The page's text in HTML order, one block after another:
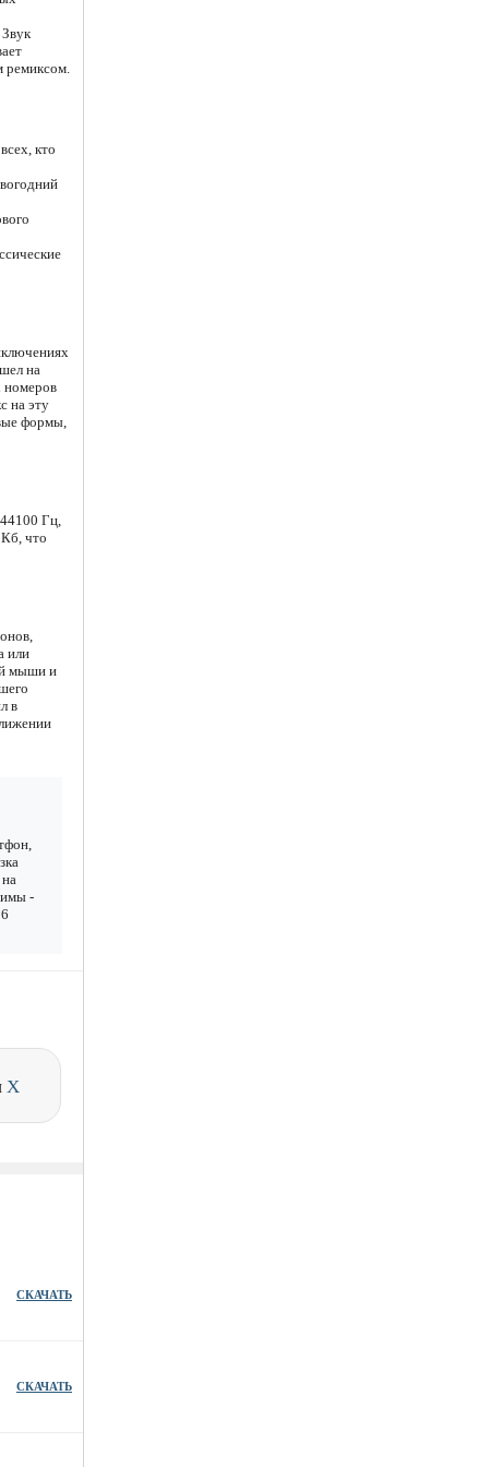
ремиксом.
кто
на
номеров
на эту
формы,
Гц,
что
или
мыши и
в
-
X
СКАЧАТЬ
СКАЧАТЬ